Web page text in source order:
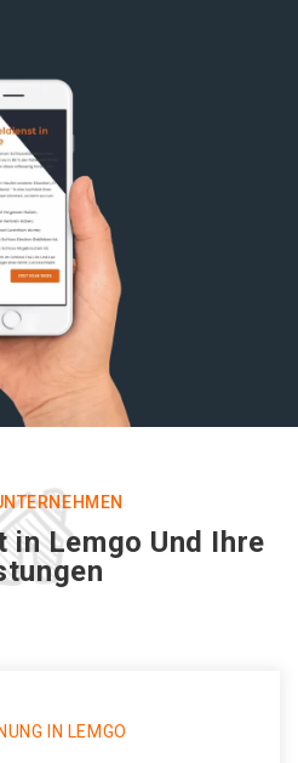
in Lemgo Und Ihre
IN LEMGO